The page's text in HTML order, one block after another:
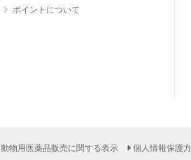
ポイントについて
動物用医薬品販売に関する表示 個人情報保護